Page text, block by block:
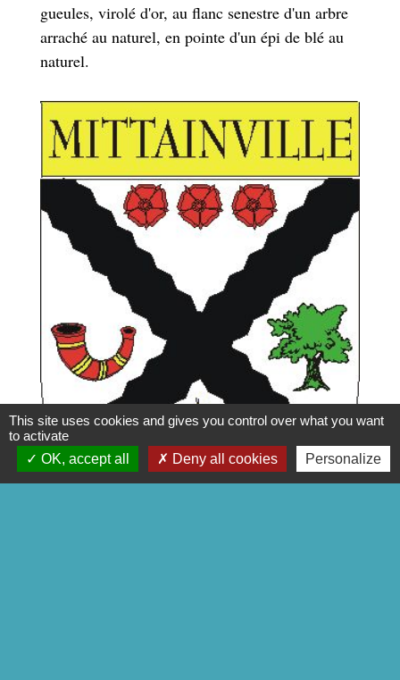
gueules, virolé d'or, au flanc senestre d'un arbre
arraché au naturel, en pointe d'un épi de blé au
naturel.
This site uses cookies and gives you control over what you want
to activate
OK, accept all
Deny all cookies Personalize